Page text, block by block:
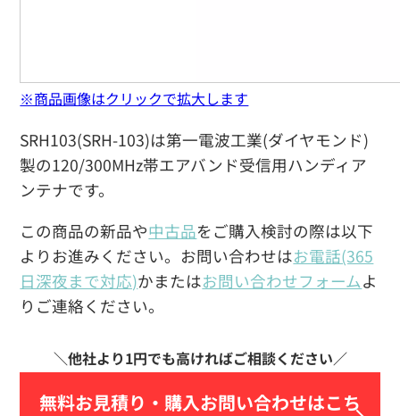
SRH103(SRH-103)は第一電波工業(ダイヤモンド)
製の120/300MHz帯エアバンド受信用ハンディア
ンテナです。
この商品の新品や中古品をご購入検討の際は以下
よりお進みください。お問い合わせはお電話(365
日深夜まで対応)かまたはお問い合わせフォームよ
りご連絡ください。
無料お見積り・ 購入お問い合わせはこち
※商品画像はクリックで拡大します